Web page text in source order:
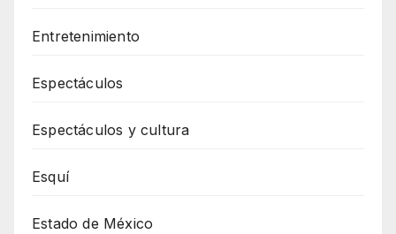
Entretenimiento
Espectáculos
Espectáculos y cultura
Esquí
Estado de México